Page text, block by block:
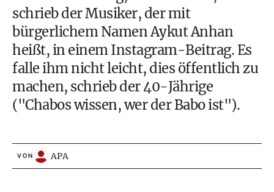
schrieb der Musiker, der mit
bürgerlichem Namen Aykut Anhan
heißt, in einem Instagram-Beitrag. Es
falle ihm nicht leicht, dies öffentlich zu
machen, schrieb der 40-Jährige
("Chabos wissen, wer der Babo ist").
VON APA